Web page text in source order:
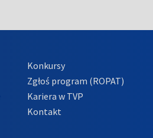
Konkursy
Zgłoś program (ROPAT)
Kariera w TVP
Kontakt